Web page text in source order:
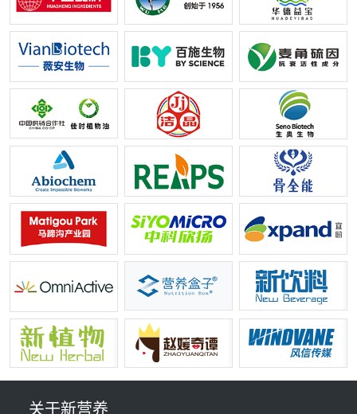
关于新营养